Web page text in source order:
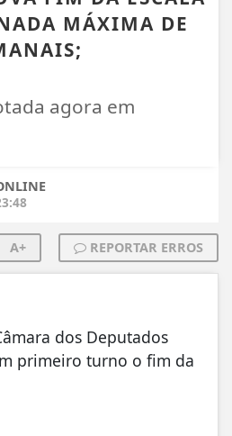
MÁXIMA DE
agora em
A+ REPORTAR ERROS
dos Deputados
primeiro turno o fim da